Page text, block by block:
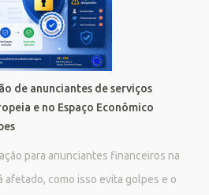
de anunciantes de serviços
e no Espaço Econômico
para anunciantes financeiros na
afetado, como isso evita golpes e o